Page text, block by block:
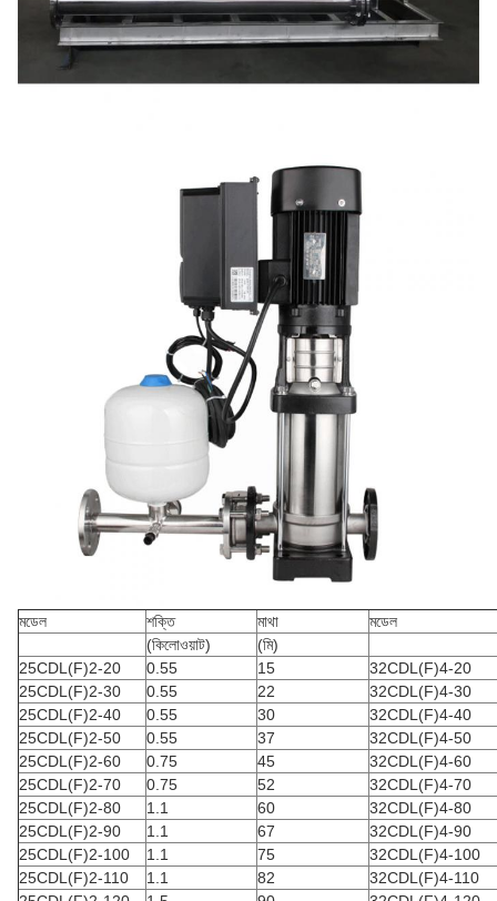
মডেল শক্তি মাথা
মডেল
(কিলোওয়াট)
(মি)
25CDL(F)2-20
0.55 15
32CDL(F)4-20
25CDL(F)2-30
0.55 22
32CDL(F)4-30
25CDL(F)2-40
0.55 30
32CDL(F)4-40
25CDL(F)2-50
0.55 37
32CDL(F)4-50
25CDL(F)2-60
0.75 45
32CDL(F)4-60
25CDL(F)2-70
0.75 52
32CDL(F)4-70
25CDL(F)2-80
1.1 60
32CDL(F)4-80
25CDL(F)2-90
1.1 67
32CDL(F)4-90
25CDL(F)2-100
1.1 75
32CDL(F)4-100
25CDL(F)2-110
1.1 82
32CDL(F)4-110